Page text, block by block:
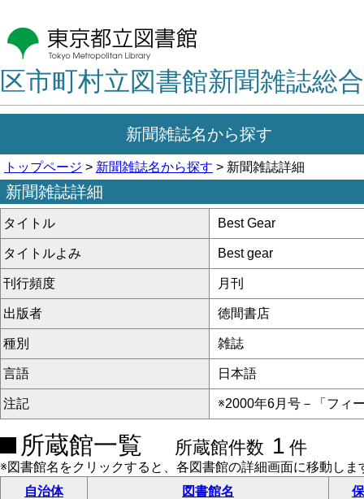
区市町村立図書館新聞雑誌総
新聞雑誌名から探す
トップページ > 新聞雑誌名から探す > 新聞雑誌詳細
新聞雑誌詳細
タイトル Best Gear
タイトルよみ Best gear
刊行頻度 月刊
出版者 徳間書店
種別 雑誌
言語 日本語
注記 ※2000年6月号－「フィ
所蔵館一覧 所蔵館件数 1 件
※図書館名をクリックすると、各図書館の詳細画面に移動しま
自治体
図書館名